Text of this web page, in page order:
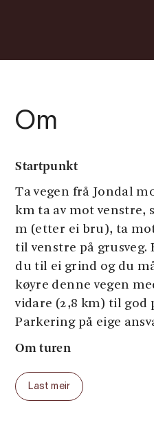
Om
Startpunkt
Ta vegen frå Jondal
km ta av mot venstre,
m (etter ei bru), ta
til venstre på grusveg.
du til ei grind og du
køyre denne vegen
vidare (2,8 km) til god
Parkering på eige
Om turen
Ved Vassenden finn
i området. Gå opp ca.
Last meir